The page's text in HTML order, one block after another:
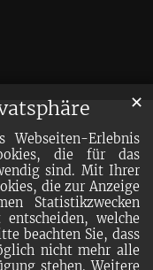
Erlebnis
die für das
sind. Mit Ihrer
die zur Anzeige
Statistikzwecken
welche
beachten Sie, dass
nicht mehr alle
stehen. Weitere
✕